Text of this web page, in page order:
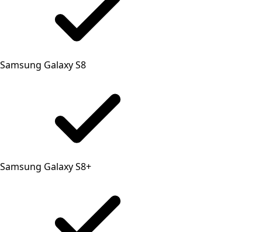
Samsung Galaxy S8
Samsung Galaxy S8+